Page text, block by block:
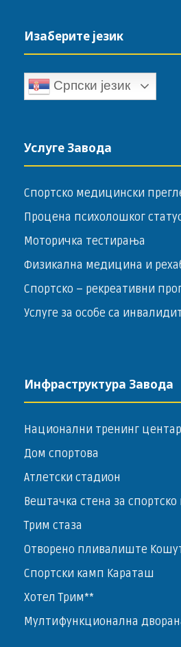
Изаберите језик
Српски језик
Услуге Завода
Спортско медицински
Процена психолошког
Моторичка тестирања
Физикална медицина и
Спортско – ­рекреативни
Услуге за особе са
Инфраструктура Завода
Национални тренинг центар
Дом спортова
Атлетски стадион
Вештачка стена за
Трим стаза
Отворено пливалиште
Спортски камп Караташ
Хотел Трим**
Мултифункционална